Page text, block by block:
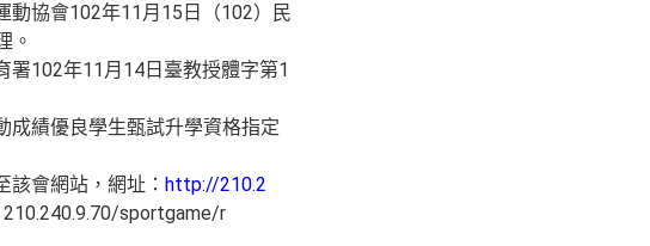
動協會102年11月15日（102）民
。
署102年11月14日臺教授體字第1
成績優良學生甄試升學資格指定
該會網站，網址： http://210.2
sportgame/r